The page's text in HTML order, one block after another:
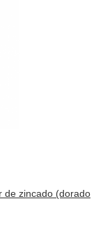
de zincado (dorado